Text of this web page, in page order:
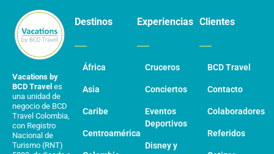
Vacations by
BCD Travel es
una unidad de
negocio de BCD
Travel Colombia,
con Registro
Nacional de
Turismo (RNT)
Destinos
África
Asia
Caribe
Centroamérica
Experiencias
Cruceros
Conciertos
Eventos
Deportivos
Disney y
Clientes
BCD Travel
Contacto
Colaboradores
Referidos